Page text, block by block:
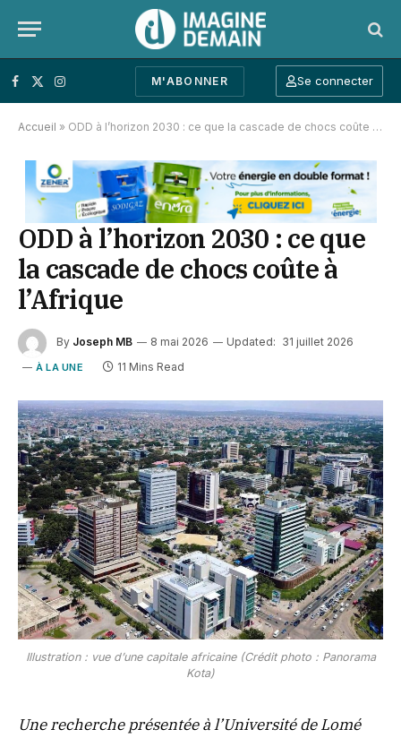
Facebook
X (Twitter)
Instagram
M'ABONNER Se connecter
Accueil » ODD à l’horizon 2030 : ce que la cascade de chocs coûte à l’Afrique
ODD à l’horizon 2030 : ce que
la cascade de chocs coûte à
l’Afrique
By Joseph MB 8 mai 2026 Updated: 31 juillet 2026
À LA UNE 11 Mins Read
Illustration : vue d’une capitale africaine (Crédit photo : Panorama
Kota)
Une recherche présentée à l’Université de Lomé